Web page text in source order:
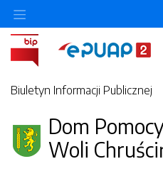
Biuletyn Informacji Publicznej
Dom
Woli